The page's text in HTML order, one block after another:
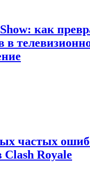
как
в
частых
Clash Royale